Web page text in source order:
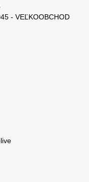
- VEĽKOOBCHOD